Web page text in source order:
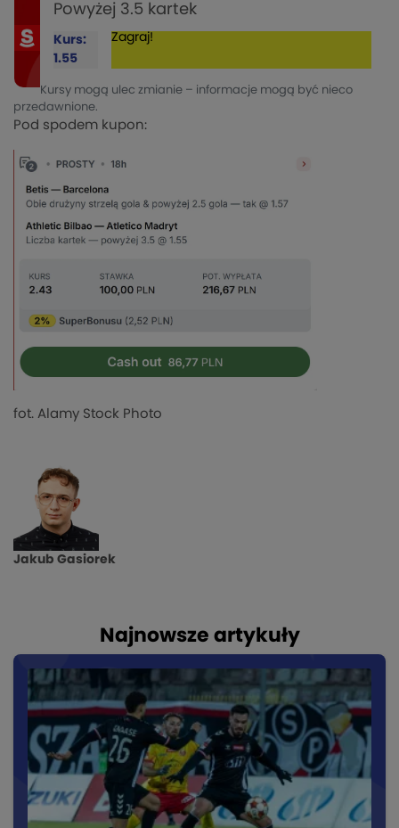
Powyżej 3.5 kartek
Kurs:
1.55
Zagraj!
Kursy mogą ulec zmianie – informacje mogą być nieco
przedawnione.
Pod spodem kupon:
fot. Alamy Stock Photo
Jakub Gasiorek
Najnowsze artykuły